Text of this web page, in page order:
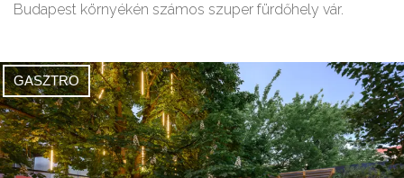
Budapest környékén számos szuper fürdőhely vár.
GASZTRO